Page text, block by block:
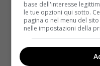
base dell'interesse
le tue opzioni qui sotto.
pagina o nel menu del
nelle impostazioni della